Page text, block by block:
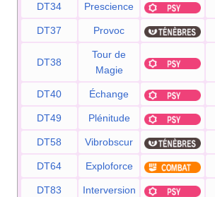
DT34 Prescience
DT37 Provoc
DT38
Tour de
Magie
DT40 Échange
DT49 Plénitude
DT58 Vibrobscur
DT64 Exploforce
DT83 Interversion